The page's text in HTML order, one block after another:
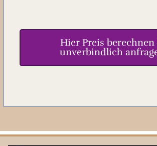
Hier Preis
unverbindlich